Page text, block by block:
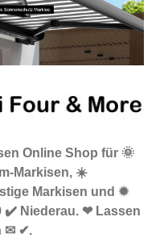
Online Shop für 🌞
Markisen, ☀️
Markisen und ✹
✔️ Niederau. ❤ Lassen
✉ ✔.